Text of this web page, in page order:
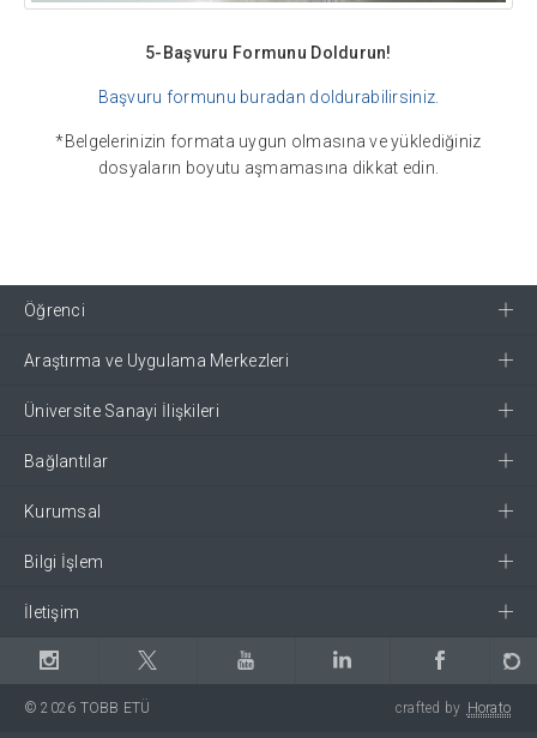
5-Başvuru Formunu Doldurun!
Başvuru formunu buradan doldurabilirsiniz.
*Belgelerinizin formata uygun olmasına ve yüklediğiniz
dosyaların boyutu aşmamasına dikkat edin.
Öğrenci
Araştırma ve Uygulama Merkezleri
Üniversite Sanayi İlişkileri
Bağlantılar
Kurumsal
Bilgi İşlem
İletişim
© 2026 TOBB ETÜ crafted by Horato